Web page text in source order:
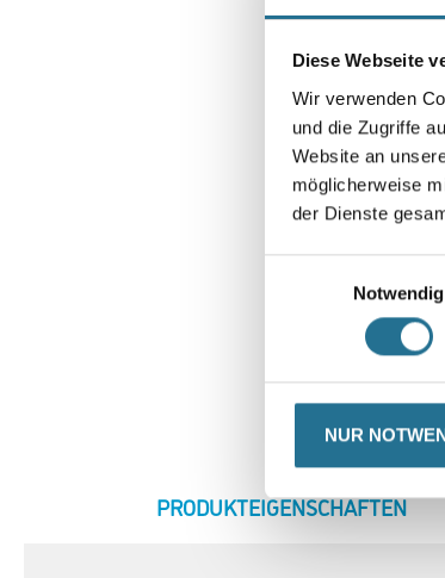
Diese Webseite
Wir verwenden
und die Zugriffe
Website an
möglicherweise
der Dienste
Notwendig
NUR
CURRENT
PRODUKTEIGENSCHAFTEN